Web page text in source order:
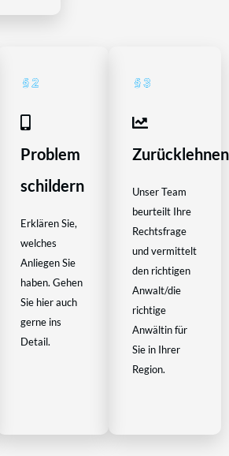
Problem
schildern
Erklären Sie,
welches
Anliegen Sie
haben. Gehen
Sie hier auch
gerne ins
Detail.
Zurücklehnen
Unser Team
beurteilt Ihre
Rechtsfrage
und vermittelt
den richtigen
Anwalt/die
richtige
Anwältin für
Sie in Ihrer
Region.